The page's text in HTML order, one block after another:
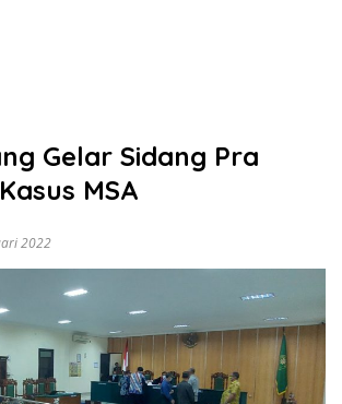
Gelar Sidang Pra
MSA
2022